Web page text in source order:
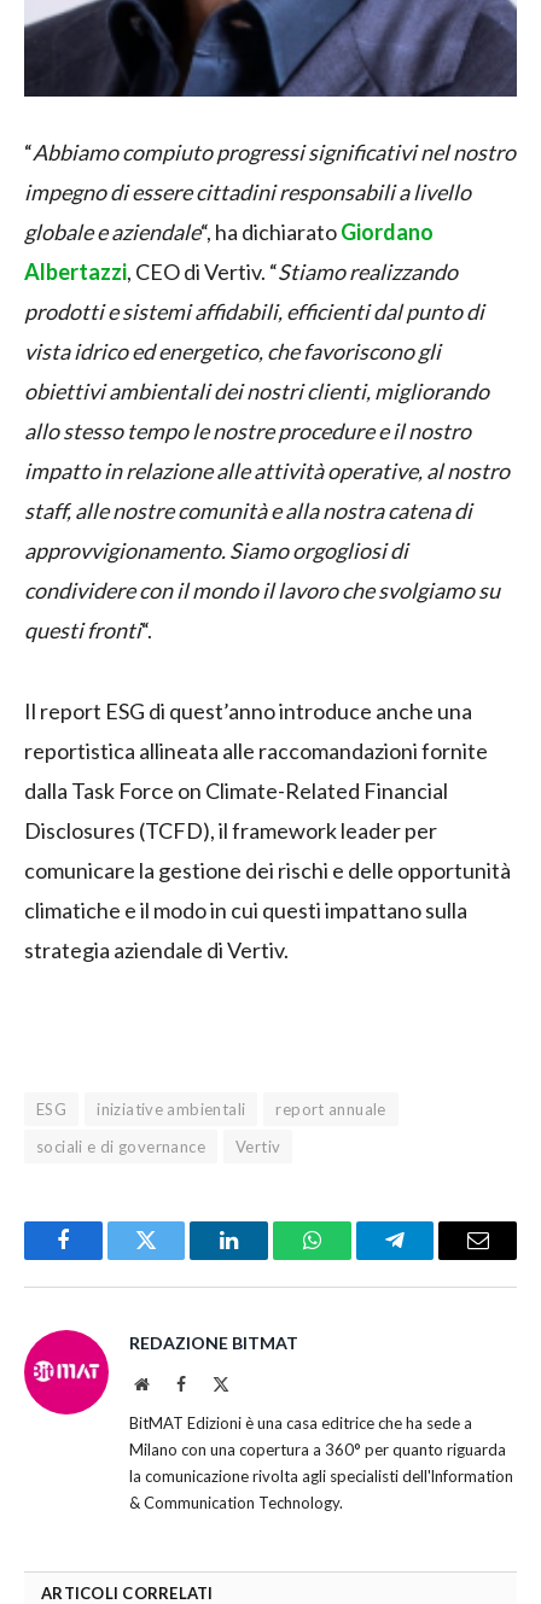
“Abbiamo compiuto progressi significativi nel nostro
impegno di essere cittadini responsabili a livello
globale e aziendale“, ha dichiaratoGiordano
Albertazzi, CEO di Vertiv. “Stiamo realizzando
prodotti e sistemi affidabili, efficienti dal punto di
vista idrico ed energetico, che favoriscono gli
obiettivi ambientali dei nostri clienti, migliorando
allo stesso tempo le nostre procedure e il nostro
impatto in relazione alle attività operative, al nostro
staff, alle nostre comunità e alla nostra catena di
approvvigionamento. Siamo orgogliosi di
condividere con il mondo il lavoro che svolgiamo su
questi fronti“.
Il report ESG di quest’anno introduce anche una
reportistica allineata alle raccomandazioni fornite
dalla Task Force on Climate-Related Financial
Disclosures (TCFD), il framework leader per
comunicare la gestione dei rischi e delle opportunità
climatiche e il modo in cui questi impattano sulla
strategia aziendale di Vertiv.
ESG iniziative ambientali
report annuale
sociali e di governance
Vertiv
FacebookTwitter LinkedInWhatsAppTelegramEmail
REDAZIONE BITMAT
WebsiteFacebook
BitMAT Edizioni è una casa editrice che ha sede a
Milano con una copertura a 360° per quanto riguarda
la comunicazione rivolta agli specialisti dell'lnformation
& Communication Technology.
ARTICOLI CORRELATI